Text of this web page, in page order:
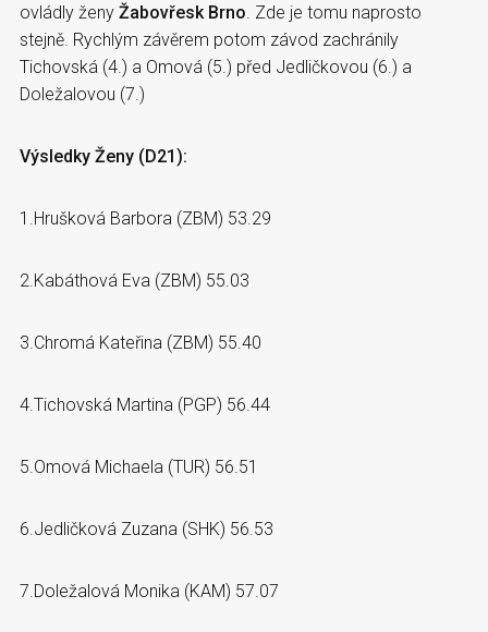
ovládly ženy Žabovřesk Brno . Zde je tomu naprosto
stejně. Rychlým závěrem potom závod zachránily
Tichovská (4.) a Omová (5.) před Jedličkovou (6.) a
Doležalovou (7.)
Výsledky Ženy (D21):
1.Hrušková Barbora (ZBM) 53.29
2.Kabáthová Eva (ZBM) 55.03
3.Chromá Kateřina (ZBM) 55.40
4.Tichovská Martina (PGP) 56.44
5.Omová Michaela (TUR) 56.51
6.Jedličková Zuzana (SHK) 56.53
7.Doležalová Monika (KAM) 57.07